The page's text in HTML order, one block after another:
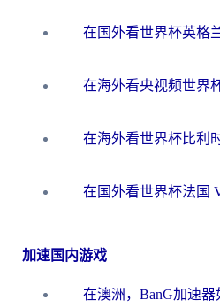
加速国内游戏